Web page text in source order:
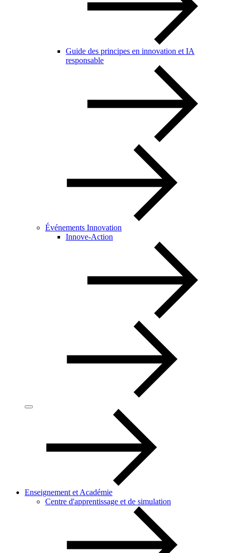
Guide des principes en innovation et IA
responsable
Événements Innovation
Innove-Action
Enseignement et Académie
Centre d'apprentissage et de simulation